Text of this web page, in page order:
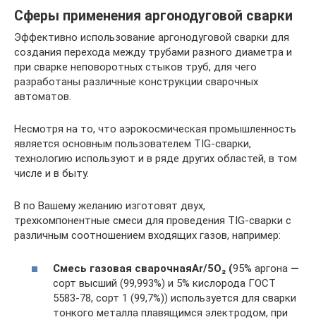
Сферы применения аргонодуговой сварки
Эффективно использование аргонодуговой сварки для
создания перехода между трубами разного диаметра и
при сварке неповоротных стыков труб, для чего
разработаны различные конструкции сварочных
автоматов.
Несмотря на то, что аэрокосмическая промышленность
является основным пользователем TIG-сварки,
технологию используют и в ряде других областей, в том
числе и в быту.
В по Вашему желанию изготовят двух,
трехкомпонентные смеси для проведения TIG-сварки с
различным соотношением входящих газов, например:
Смесь газовая сварочнаяAr/5O₂ (95% аргона —
сорт высший (99,993%) и 5% кислорода ГОСТ
5583-78, сорт 1 (99,7%)) используется для сварки
тонкого металла плавящимся электродом, при